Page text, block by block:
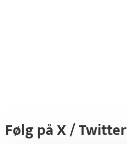
Følg på X / Twitter